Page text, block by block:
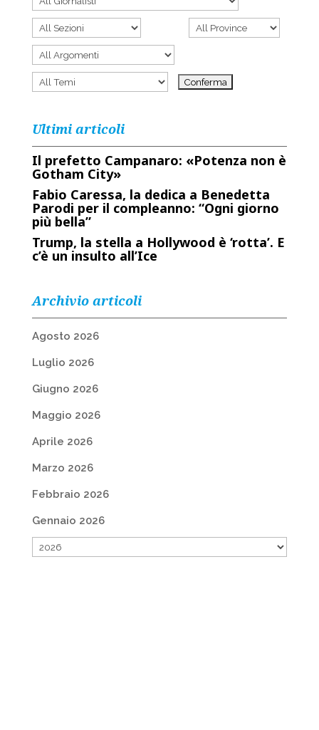
Ultimi articoli
Il prefetto Campanaro: «Potenza non è
Gotham City»
Fabio Caressa, la dedica a Benedetta
Parodi per il compleanno: “Ogni giorno
più bella”
Trump, la stella a Hollywood è ‘rotta’. E
c’è un insulto all’Ice
Archivio articoli
Agosto 2026
Luglio 2026
Giugno 2026
Maggio 2026
Aprile 2026
Marzo 2026
Febbraio 2026
Gennaio 2026